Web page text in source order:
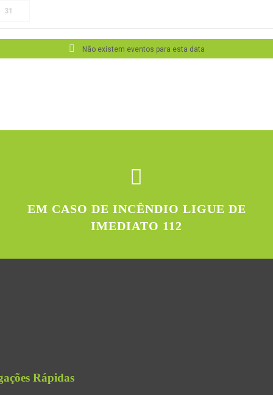
31
Não existem eventos para esta data
EM CASO DE INCÊNDIO LIGUE DE
IMEDIATO 112
Rápidas